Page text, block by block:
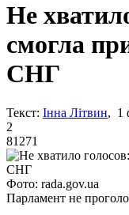
Не
смогла
СНГ
Текст: Інна Літвин, 1
2
81271
Фото: rada.gov.ua
Парламент не